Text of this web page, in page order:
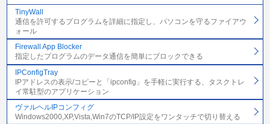
TinyWall
通信を許可するプログラムを詳細に指定し、パソコンを守るファイアウ
ォール
Firewall App Blocker
指定したプログラムのデータ通信を簡単にブロックできる
IPConfigTray
IPアドレスの表示/コピーと「ipconfig」を手軽に実行する、タスクトレ
イ常駐型のアプリケーション
ヴァルヘルIPコンフィグ
Windows2000,XP,Vista,Win7のTCP/IP設定をワンタッチで切り替える